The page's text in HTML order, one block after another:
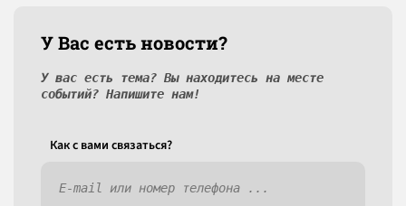
У Вас есть новости?
У вас есть тема? Вы находитесь на месте
событий? Напишите нам!
Как c вами связаться?